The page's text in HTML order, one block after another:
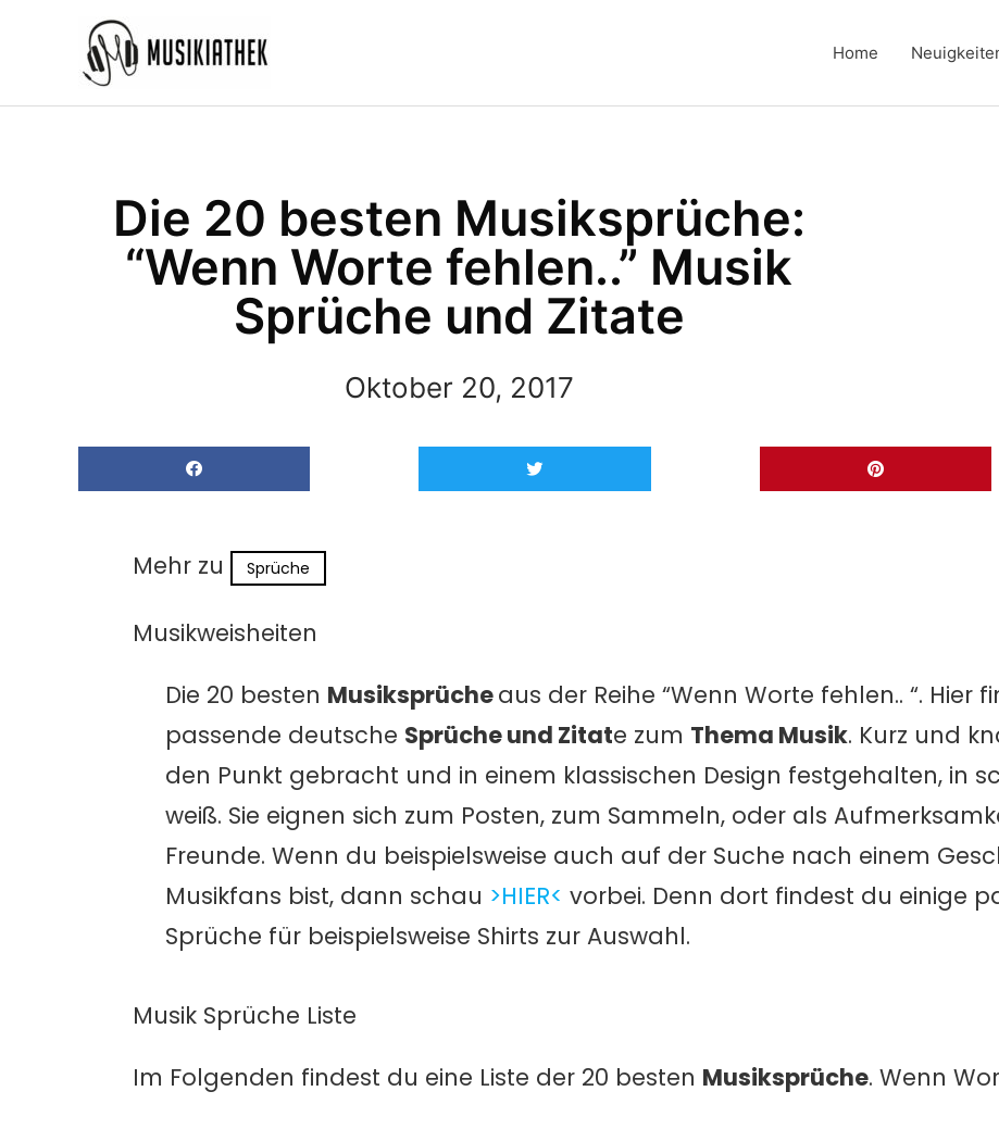
Home
Die 20 besten Musiksprüche:
“Wenn Worte fehlen..” Musik
Sprüche und Zitate
Oktober 20, 2017
Mehr zu Sprüche
Musikweisheiten
Die 20 besten Musiksprücheaus der Reihe “Wenn Worte fehlen.. “. Hier
passende deutsche Sprüche und Zitate zum Thema Musik. Kurz und
den Punkt gebracht und in einem klassischen Design festgehalten, in
weiß. Sie eignen sich zum Posten, zum Sammeln, oder als
Freunde. Wenn du beispielsweise auch auf der Suche nach einem
Musikfans bist, dann schau >HIER< vorbei. Denn dort findest du einige
Sprüche für beispielsweise Shirts zur Auswahl.
Musik Sprüche Liste
Im Folgenden findest du eine Liste der 20 besten Musiksprüche. Wenn